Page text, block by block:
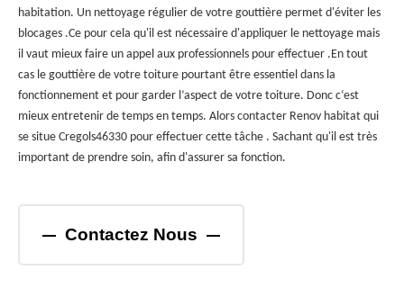
habitation. Un nettoyage régulier de votre gouttière permet d'éviter les
blocages .Ce pour cela qu'il est nécessaire d'appliquer le nettoyage mais
il vaut mieux faire un appel aux professionnels pour effectuer .En tout
cas le gouttière de votre toiture pourtant être essentiel dans la
fonctionnement et pour garder l’aspect de votre toiture. Donc c‘est
mieux entretenir de temps en temps. Alors contacter Renov habitat qui
se situe Cregols46330 pour effectuer cette tâche . Sachant qu'il est très
important de prendre soin, afin d'assurer sa fonction.
Contactez Nous